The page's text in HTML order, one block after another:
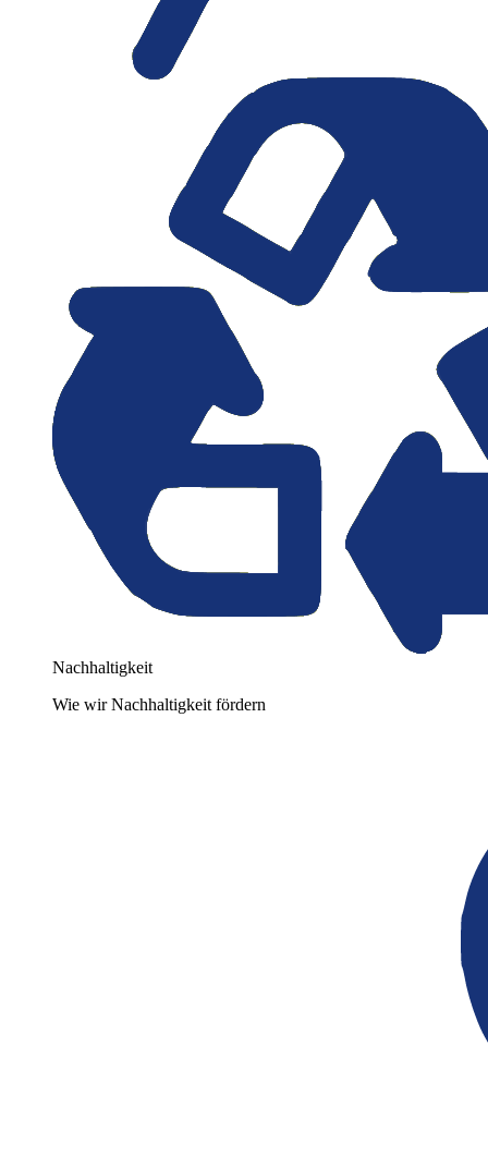
Nachhaltigkeit
Wie wir Nachhaltigkeit fördern